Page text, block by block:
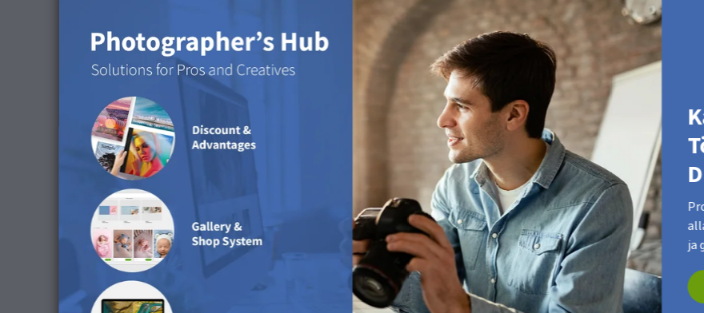
Võime teha koostööd reklaamipartneritega, kes aitavad meil muuta meie veebilehte teie jaoks
veebilehe külastamisel teie kõvakettale ka partnerettevõtete küpsiseid (kolmandate osapoolte
nimetatud reklaamipartneritega, teavitatakse teid individuaalselt ja eraldi selliste küpsiste
juhul järgmiste lõigete raames.
Pange tähele, et saate oma brauseri seadistada nii, et teid teavitatakse küpsiste seadmisest ja te
vastuvõtmise üle või välistada küpsiste vastuvõtmise teatud juhtudel või üldiselt. Iga brauser erineb
Seda on kirjeldatud iga brauseri abimenüüs, kus selgitatakse, kuidas saate küpsiste seadistusi muuta.
4) Andmete töötlemine lepingu täitmiseks
4.1 Tellimused ja lepinguandmed
Eesmärk ja õiguslik alus
Töötleme sinu isikuandmeid ulatuses, mis on vajalik sinu tellimuse töötlemiseks ja lepingu
ja